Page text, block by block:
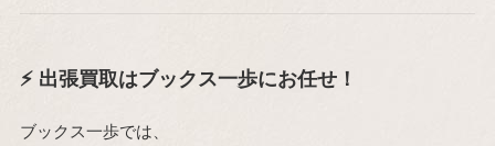
⚡ 出張買取はブックス一歩にお任せ！
ブックス一歩では、